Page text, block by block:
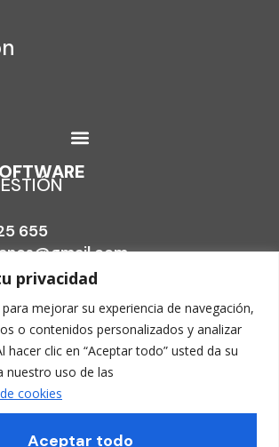
privacidad
mejorar su experiencia de navegación,
o contenidos personalizados y analizar
hacer clic en “Aceptar todo” usted da su
nuestro uso de las
cookies
Aceptar todo
655
Moya, Canarias, Spain
Europea – NextGenerationEU. Sin
del autor o autores y no reflejan